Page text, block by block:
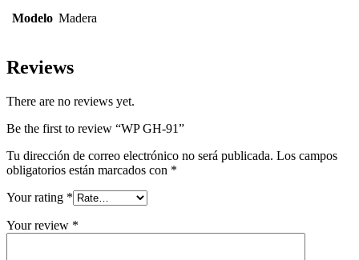
Modelo Madera
Reviews
There are no reviews yet.
Be the first to review “WP GH-91”
Tu dirección de correo electrónico no será publicada. Los campos
obligatorios están marcados con *
Your rating *
Your review *